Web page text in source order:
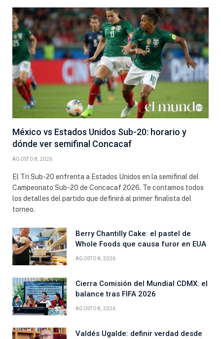
México vs Estados Unidos Sub-20: horario y
dónde ver semifinal Concacaf
AGOSTO 8, 2026
El Tri Sub-20 enfrenta a Estados Unidos en la semifinal del
Campeonato Sub-20 de Concacaf 2026. Te contamos todos
los detalles del partido que definirá al primer finalista del
torneo.
Berry Chantilly Cake: el pastel de
Whole Foods que causa furor en EUA
AGOSTO 8, 2026
Cierra Comisión del Mundial CDMX: el
balance tras FIFA 2026
AGOSTO 8, 2026
Valdés Ugalde: definir verdad desde